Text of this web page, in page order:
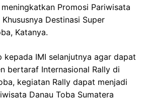
Promosi Pariwisata
Destinasi Super
Katanya.
kepada IMI selanjutnya agar dapat
bertaraf Internasional Rally di
kegiatan Rally dapat menjadi
Danau Toba Sumatera